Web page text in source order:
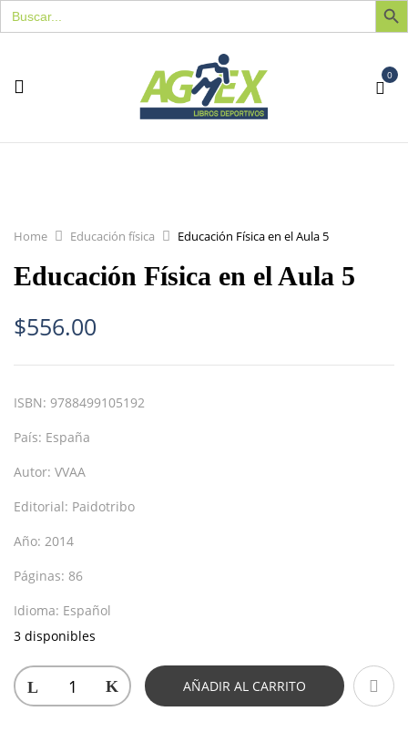
Buscar:
0
Home Educación física Educación Física en el Aula 5
Educación Física en el Aula 5
$556.00
ISBN: 9788499105192
País: España
Autor: VVAA
Editorial: Paidotribo
Año: 2014
Páginas: 86
Idioma: Español
3 disponibles
AÑADIR AL CARRITO